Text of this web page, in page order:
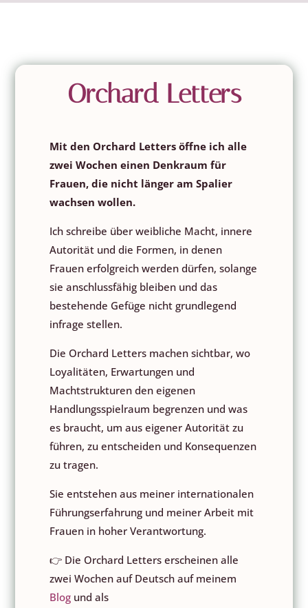
Orchard Letters
Mit den Orchard Letters öffne ich alle
zwei Wochen einen Denkraum für
Frauen, die nicht länger am Spalier
wachsen wollen.
Ich schreibe über weibliche Macht, innere
Autorität und die Formen, in denen
Frauen erfolgreich werden dürfen, solange
sie anschlussfähig bleiben und das
bestehende Gefüge nicht grundlegend
infrage stellen.
Die Orchard Letters machen sichtbar, wo
Loyalitäten, Erwartungen und
Machtstrukturen den eigenen
Handlungsspielraum begrenzen und was
es braucht, um aus eigener Autorität zu
führen, zu entscheiden und Konsequenzen
zu tragen.
Sie entstehen aus meiner internationalen
Führungserfahrung und meiner Arbeit mit
Frauen in hoher Verantwortung.
👉 Die Orchard Letters erscheinen alle
zwei Wochen auf Deutsch auf meinem
Blog und als